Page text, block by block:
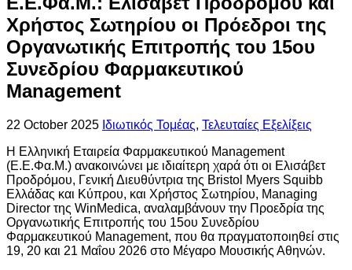
Χρήστος Σωτηρίου οι Πρόεδροι της
Οργανωτικής Επιτροπής του 15ου
Συνεδρίου Φαρμακευτικού
Management
22 October 2025 Ιδιωτικός Τομέας, Τελευταίες Εξελίξεις
Η Ελληνική Εταιρεία Φαρμακευτικού Management
(Ε.Ε.Φα.Μ.) ανακοινώνει με ιδιαίτερη χαρά ότι οι Ελισάβετ
Προδρόμου, Γενική Διευθύντρια της Bristol Myers Squibb
Ελλάδας και Κύπρου, και Χρήστος Σωτηρίου, Managing
Director της WinMedica, αναλαμβάνουν την Προεδρία της
Οργανωτικής Επιτροπής του 15ου Συνεδρίου
Φαρμακευτικού Management, που θα πραγματοποιηθεί στις
19, 20 και 21 Μαΐου 2026 στο Μέγαρο Μουσικής Αθηνών.